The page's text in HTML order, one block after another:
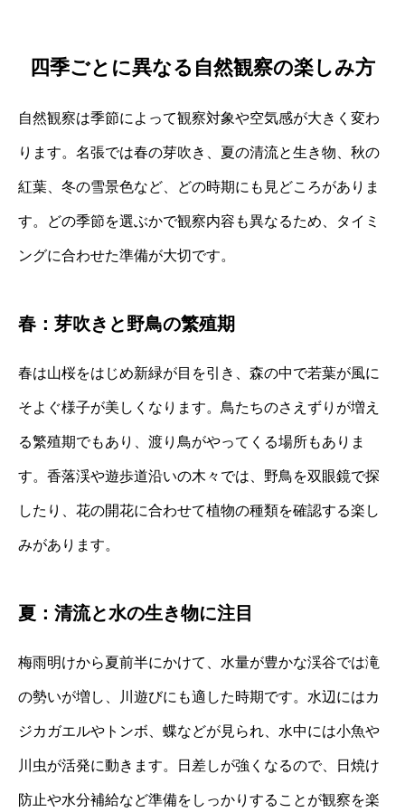
四季ごとに異なる自然観察の楽しみ方
自然観察は季節によって観察対象や空気感が大きく変わ
ります。名張では春の芽吹き、夏の清流と生き物、秋の
紅葉、冬の雪景色など、どの時期にも見どころがありま
す。どの季節を選ぶかで観察内容も異なるため、タイミ
ングに合わせた準備が大切です。
春：芽吹きと野鳥の繁殖期
春は山桜をはじめ新緑が目を引き、森の中で若葉が風に
そよぐ様子が美しくなります。鳥たちのさえずりが増え
る繁殖期でもあり、渡り鳥がやってくる場所もありま
す。香落渓や遊歩道沿いの木々では、野鳥を双眼鏡で探
したり、花の開花に合わせて植物の種類を確認する楽し
みがあります。
夏：清流と水の生き物に注目
梅雨明けから夏前半にかけて、水量が豊かな渓谷では滝
の勢いが増し、川遊びにも適した時期です。水辺にはカ
ジカガエルやトンボ、蝶などが見られ、水中には小魚や
川虫が活発に動きます。日差しが強くなるので、日焼け
防止や水分補給など準備をしっかりすることが観察を楽